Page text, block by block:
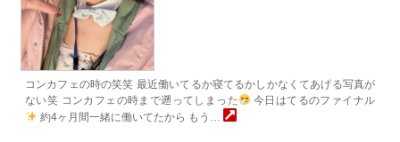
コンカフェの時の笑笑 最近働いてるか寝てるかしかなくてあげる写真が
ない笑 コンカフェの時まで遡ってしまった
今日はてるのファイナル
約4ヶ月間一緒に働いてたから もう…